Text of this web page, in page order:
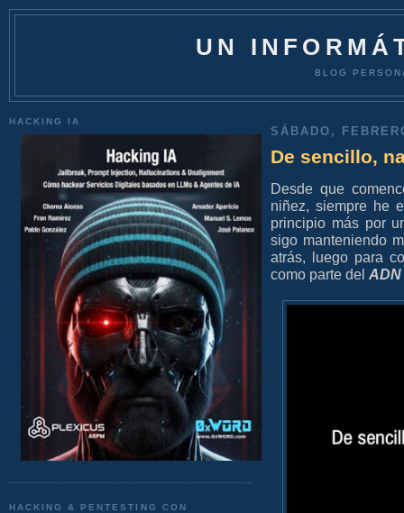
UN
BLOG
HACKING IA
HACKING & PENTESTING CON
SÁBADO,
De sencillo,
Desde que
niñez, siempre he
principio más por
sigo manteniendo
atrás, luego para
como parte del ADN